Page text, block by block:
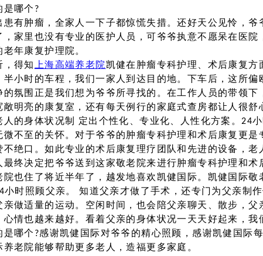
是哪个?
患有肿瘤，全家人一下子都惊慌失措。还好天公见怜，
，家里也没有专业的医护人员，可爷爷执意不愿呆在医院
年康复护理院。
，得知 上海高端养老院凯健在肿瘤专科护理、术后康复方
半小时的车程，我们一家人到达目的地。下车后，这所
氛围正是我们想为爷爷所寻找的。在工作人员的带领下
敞明亮的康复室，还有每天例行的家庭式查房都让人很舒
人的身体状况制 定出个性化、专业化、人性化方案。24
不至的关怀。对于爷爷的肿瘤专科护理和术后康复更是
不绝口。如此专业的术后康复理疗团队和先进的设备，
终决定把爷爷送到这家敬老院来进行肿瘤专科护理和术
院也住了将近半年了，越发地喜欢凯健国际。凯健国际
小时照顾父亲。 知道父亲才做了手术，还专门为父亲制
做适量的运动。空闲时间，也会陪父亲聊天、散步，父
情也越来越好。看着父亲的身体状况一天天好起来，我
是哪个?感谢凯健国际对爷爷的精心照顾，感谢凯健国际
老院能够帮助更多老人，造福更多家庭。